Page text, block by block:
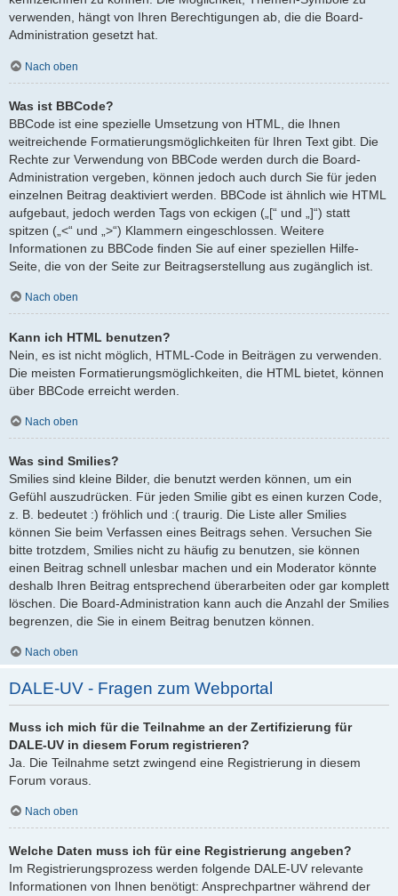
verwenden, hängt von Ihren Berechtigungen ab, die die Board-
Administration gesetzt hat.
Nach oben
Was ist BBCode?
BBCode ist eine spezielle Umsetzung von HTML, die Ihnen
weitreichende Formatierungsmöglichkeiten für Ihren Text gibt. Die
Rechte zur Verwendung von BBCode werden durch die Board-
Administration vergeben, können jedoch auch durch Sie für jeden
einzelnen Beitrag deaktiviert werden. BBCode ist ähnlich wie HTML
aufgebaut, jedoch werden Tags von eckigen („[“ und „]“) statt
spitzen („<“ und „>“) Klammern eingeschlossen. Weitere
Informationen zu BBCode finden Sie auf einer speziellen Hilfe-
Seite, die von der Seite zur Beitragserstellung aus zugänglich ist.
Nach oben
Kann ich HTML benutzen?
Nein, es ist nicht möglich, HTML-Code in Beiträgen zu verwenden.
Die meisten Formatierungsmöglichkeiten, die HTML bietet, können
über BBCode erreicht werden.
Nach oben
Was sind Smilies?
Smilies sind kleine Bilder, die benutzt werden können, um ein
Gefühl auszudrücken. Für jeden Smilie gibt es einen kurzen Code,
z. B. bedeutet :) fröhlich und :( traurig. Die Liste aller Smilies
können Sie beim Verfassen eines Beitrags sehen. Versuchen Sie
bitte trotzdem, Smilies nicht zu häufig zu benutzen, sie können
einen Beitrag schnell unlesbar machen und ein Moderator könnte
deshalb Ihren Beitrag entsprechend überarbeiten oder gar komplett
löschen. Die Board-Administration kann auch die Anzahl der Smilies
begrenzen, die Sie in einem Beitrag benutzen können.
Nach oben
DALE-UV - Fragen zum Webportal
Muss ich mich für die Teilnahme an der Zertifizierung für
DALE-UV in diesem Forum registrieren?
Ja. Die Teilnahme setzt zwingend eine Registrierung in diesem
Forum voraus.
Nach oben
Welche Daten muss ich für eine Registrierung angeben?
Im Registrierungsprozess werden folgende DALE-UV relevante
Informationen von Ihnen benötigt: Ansprechpartner während der